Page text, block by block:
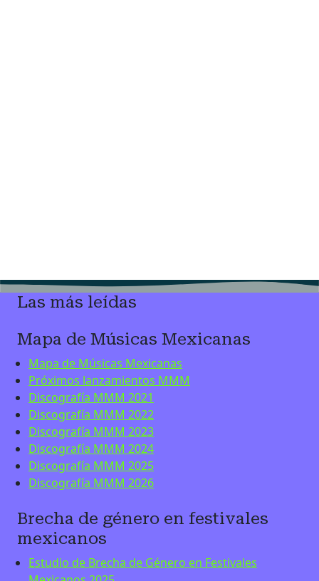
Las más leídas
Mapa de Músicas Mexicanas
Mapa de Músicas Mexicanas
Próximos lanzamientos MMM
Discografía MMM 2021
Discografía MMM 2022
Discografía MMM 2023
Discografía MMM 2024
Discografía MMM 2025
Discografía MMM 2026
Brecha de género en festivales
mexicanos
Estudio de Brecha de Género en Festivales